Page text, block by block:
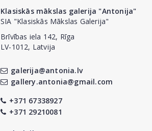
Klasiskās mākslas galerija "Antonija"
SIA "Klasiskās Mākslas Galerija"
Brīvības iela 142, Rīga
LV-1012, Latvija
galerija@antonia.lv
gallery.antonia@gmail.com
+371 67338927
+371 29210081